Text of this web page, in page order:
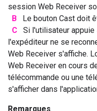
session Web Receiver
B
Le bouton Cast doit
C
Si l'utilisateur appuie
l'expéditeur ne se
Web Receiver s'affiche.
Web Receiver en cours
télécommande ou une
s'afficher dans
Remarques